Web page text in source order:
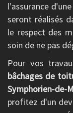
l'assurance
seront réalisés
le respect des
soin de ne pas
Pour vos
bâchages de
Symphorien-de-
profitez d'un